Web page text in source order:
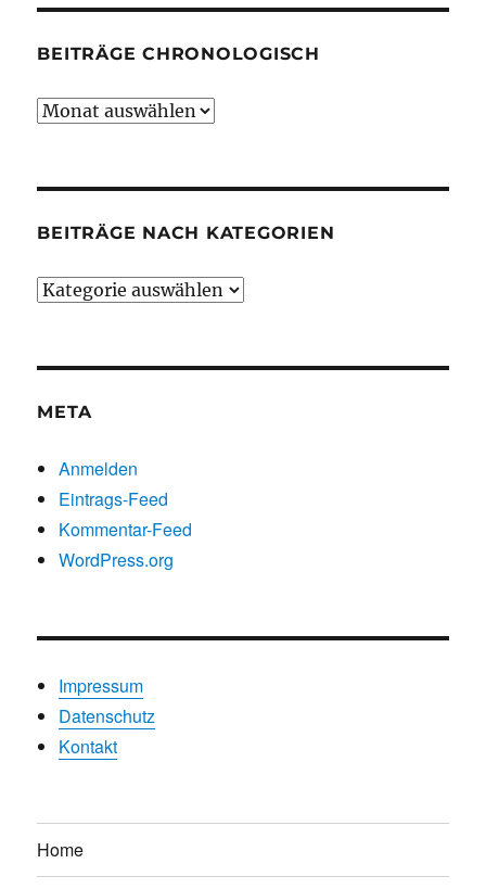
BEITRÄGE CHRONOLOGISCH
Beiträge
BEITRÄGE NACH KATEGORIEN
Beiträge
META
Anmelden
Eintrags-Feed
Kommentar-Feed
WordPress.org
Impressum
Datenschutz
Kontakt
Home